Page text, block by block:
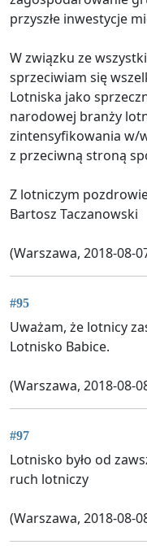
przyszłe inwestycje
W związku ze
sprzeciwiam się
Lotniska jako
narodowej branży
zintensyfikowania w/
z przeciwną stroną
Z lotniczym
Bartosz Taczanowski
(Warszawa, 2018-08-
#95
Uważam, że lotnicy
Lotnisko Babice.
(Warszawa, 2018-08-
#97
Lotnisko było od
ruch lotniczy
(Warszawa, 2018-08-